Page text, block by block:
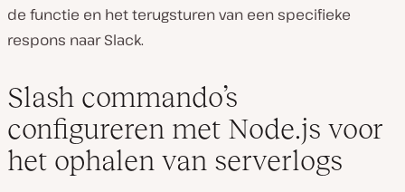
de functie en het terugsturen van een specifieke
respons naar Slack.
Slash commando’s
configureren met Node.js voor
het ophalen van serverlogs